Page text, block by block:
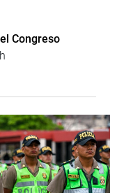
Congreso